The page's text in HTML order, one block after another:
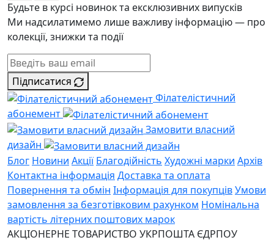
Будьте в курсі новинок та ексклюзивних випусків
Ми надсилатимемо лише важливу інформацію — про
колекції, знижки та події
Підписатися
Філателістичний
абонемент
Замовити власний
дизайн
Блог Новини Акції Благодійність Художні марки Архів
Контактна інформація Доставка та оплата
Повернення та обмін Інформація для покупцівУмови
замовлення за безготівковим рахунком Номінальна
вартість літерних поштових марок
АКЦІОНЕРНЕ ТОВАРИСТВО УКРПОШТА ЄДРПОУ